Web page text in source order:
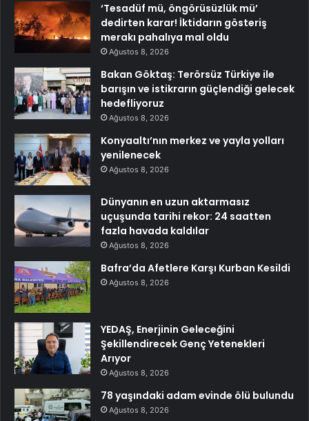
‘Tesadüf mü, öngörüsüzlük mü’
dedirten karar! İktidarın gösteriş
merakı pahalıya mal oldu
Ağustos 8, 2026
Bakan Göktaş: Terörsüz Türkiye ile
barışın ve istikrarın güçlendiği gelecek
hedefliyoruz
Ağustos 8, 2026
Konyaaltı’nın merkez ve yayla yolları
yenilenecek
Ağustos 8, 2026
Dünyanın en uzun aktarmasız
uçuşunda tarihi rekor: 24 saatten
fazla havada kaldılar
Ağustos 8, 2026
Bafra’da Afetlere Karşı Kurban Kesildi
Ağustos 8, 2026
YEDAŞ, Enerjinin Geleceğini
Şekillendirecek Genç Yetenekleri
Arıyor
Ağustos 8, 2026
78 yaşındaki adam evinde ölü bulundu
Ağustos 8, 2026